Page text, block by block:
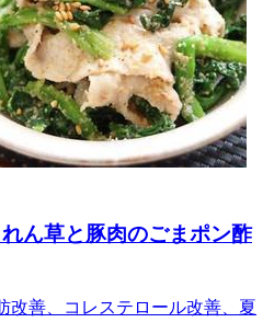
ん草と豚肉のごまポン酢
改善、コレステロール改善、夏